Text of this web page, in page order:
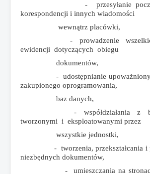
- przesyłanie pocztą
korespondencji i innych wiadomości
wewnątrz placówki,
- prowadzenie wszelkich
ewidencji dotyczących obiegu
dokumentów,
- udostępnianie upoważnionym
zakupionego oprogramowania,
baz danych,
- współdziałania z
tworzonymi i eksploatowanymi przez
wszystkie jednostki,
- tworzenia, przekształcania i
niezbędnych dokumentów,
- umieszczania na stronach